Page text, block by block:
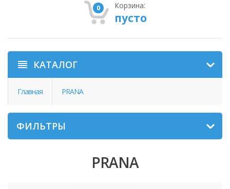
0 Корзина:
пусто
КАТАЛОГ
Главная PRANA
ФИЛЬТРЫ
PRANA